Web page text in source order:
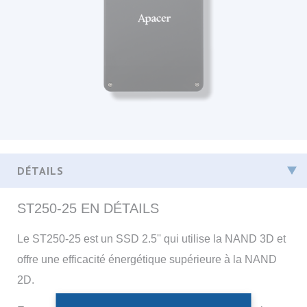
ST250-25 EN DÉTAILS
Le ST250-25 est un SSD 2.5'' qui utilise la NAND 3D et
offre une efficacité énergétique supérieure à la NAND
2D.